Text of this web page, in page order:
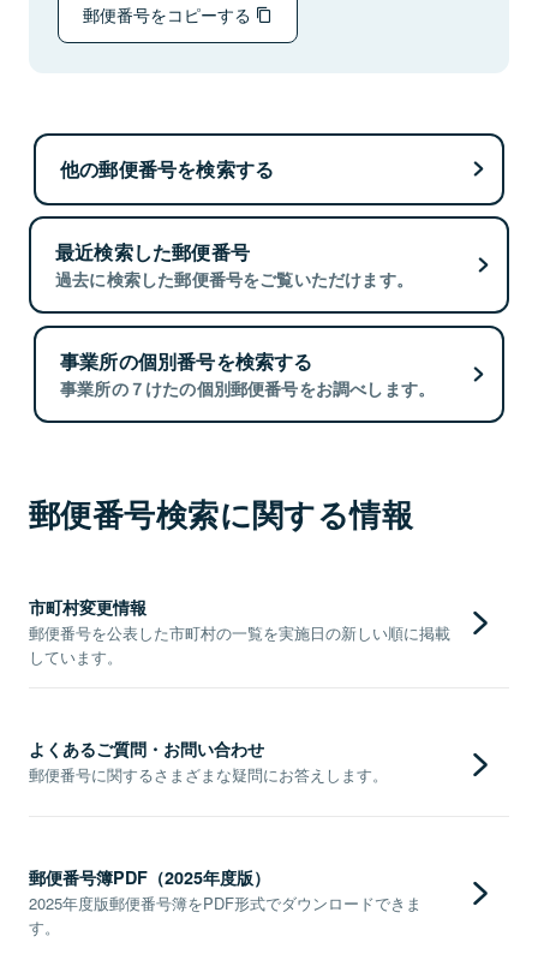
郵便番号をコピーする
他の郵便番号を検索する
最近検索した郵便番号
過去に検索した郵便番号をご覧いただけます。
事業所の個別番号を検索する
事業所の７けたの個別郵便番号をお調べします。
郵便番号検索に関する情報
市町村変更情報
郵便番号を公表した市町村の一覧を実施日の新しい順に掲載
しています。
よくあるご質問・お問い合わせ
郵便番号に関するさまざまな疑問にお答えします。
郵便番号簿PDF（2025年度版）
2025年度版郵便番号簿をPDF形式でダウンロードできま
す。